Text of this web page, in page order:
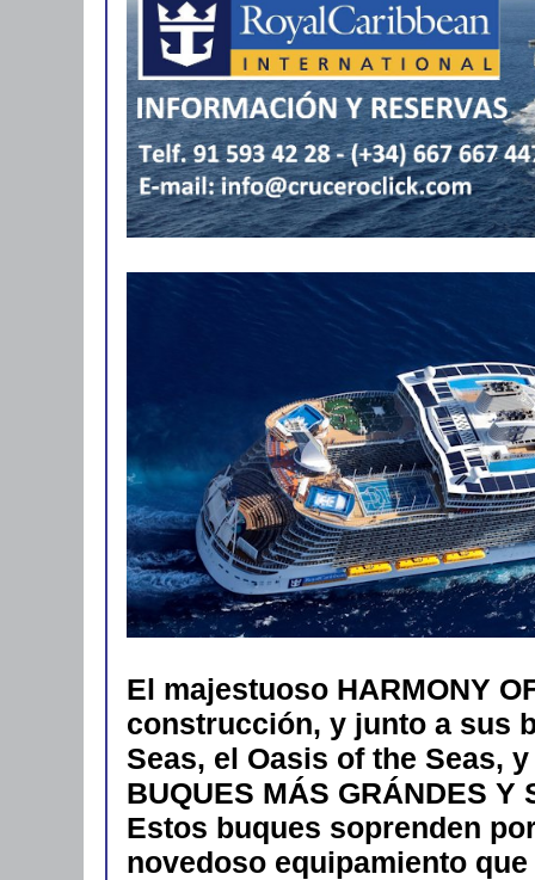
El majestuoso HARMONY
construcción, y junto a sus
Seas, el Oasis of the Seas,
BUQUES MÁS GRÁNDES Y
Estos buques soprenden
novedoso equipamiento